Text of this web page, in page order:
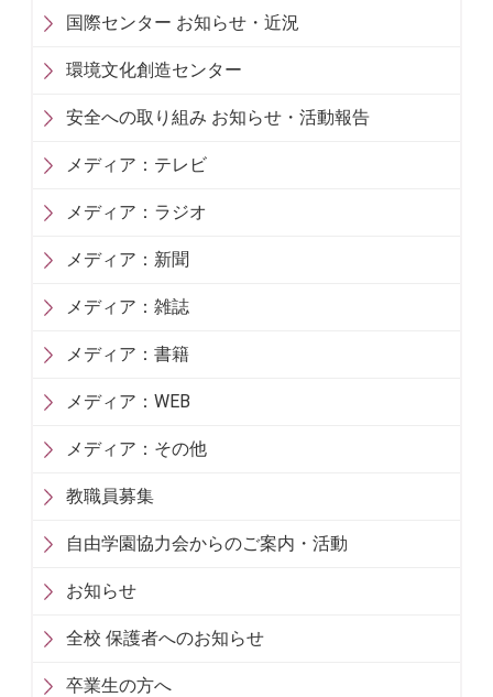
国際センター お知らせ・近況
環境文化創造センター
安全への取り組み お知らせ・活動報告
メディア：テレビ
メディア：ラジオ
メディア：新聞
メディア：雑誌
メディア：書籍
メディア：WEB
メディア：その他
教職員募集
自由学園協力会からのご案内・活動
お知らせ
全校 保護者へのお知らせ
卒業生の方へ